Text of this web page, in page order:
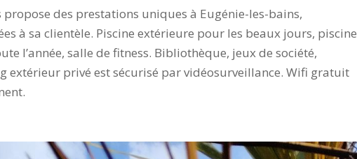
propose des prestations uniques à Eugénie-les-bains,
à sa clientèle. Piscine extérieure pour les beaux jours, piscine
l’année, salle de fitness. Bibliothèque, jeux de société,
extérieur privé est sécurisé par vidéosurveillance. Wifi gratuit